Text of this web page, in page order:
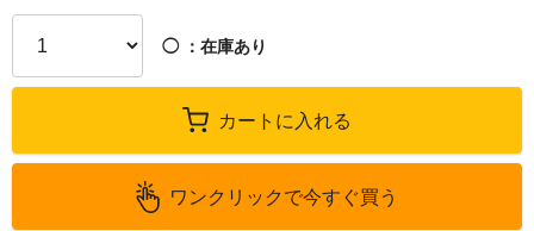
◯ ：在庫あり
カートに入れる
ワンクリックで今すぐ買う